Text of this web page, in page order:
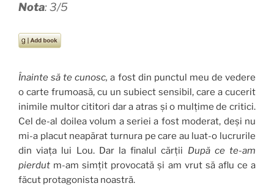
Nota: 3/5
Înainte să te cunosc, a fost din punctul meu de vedere
o carte frumoasă, cu un subiect sensibil, care a cucerit
inimile multor cititori dar a atras și o mulțime de critici.
Cel de-al doilea volum a seriei a fost moderat, deși nu
mi-a placut neapărat turnura pe care au luat-o lucrurile
din viața lui Lou. Dar la finalul cărții După ce te-am
pierdut m-am simțit provocată și am vrut să aflu ce a
făcut protagonista noastră.